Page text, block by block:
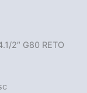
2″ G80 RETO